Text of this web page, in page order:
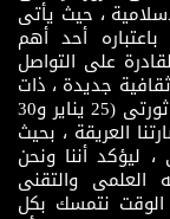
، حيث يأتى
أحد أهم
على التواصل
ثقافية جديدة ، ذات
مضمون ثقافى قادر على إثراء مرحلة ما بعد ثورتى (25 يناير و30
العريقة ، بحيث
، ليؤكد أننا ونحن
العلمى والتقنى
نتمسك بكل